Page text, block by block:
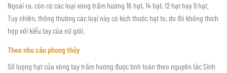
Ngoài ra, còn có các loại vòng trầm hương 16 hạt, 14 hạt, 12 hạt hay 9 hạt.
Tuy nhiên, thông thường các loại này có kích thước hạt to, do đó không thích
hợp với kiểu tay của nữ giới.
Theo nhu cầu phong thủy
Số lượng hạt của vòng tay trầm hương được tính toán theo nguyên tắc Sinh